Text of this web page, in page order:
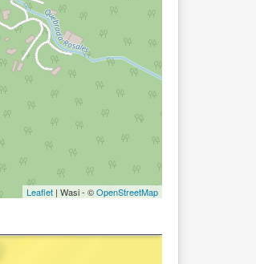
Leaflet | Wasi - ©OpenStreetMap